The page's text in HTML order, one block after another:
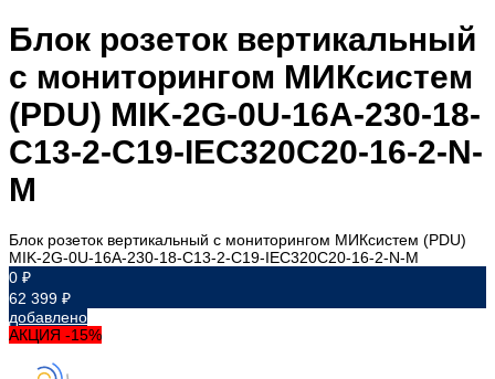
Блок розеток вертикальный
с мониторингом МИКсистем
(PDU) MIK-2G-0U-16A-230-18-
C13-2-C19-IEC320C20-16-2-N-
M
Блок розеток вертикальный с мониторингом МИКсистем (PDU)
MIK-2G-0U-16A-230-18-C13-2-C19-IEC320C20-16-2-N-M
0 ₽
62 399 ₽
добавлено
АКЦИЯ -15%